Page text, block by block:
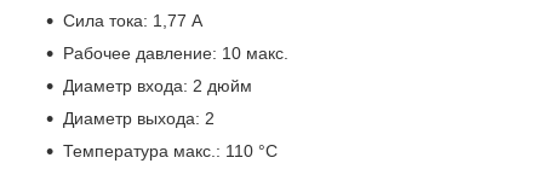
Сила тока: 1,77 А
Рабочее давление: 10 макс.
Диаметр входа: 2 дюйм
Диаметр выхода: 2
Температура макс.: 110 °С